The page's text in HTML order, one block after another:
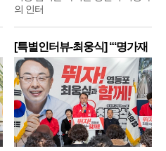
의 인터
[특별인터뷰-최웅식] “‘명가재